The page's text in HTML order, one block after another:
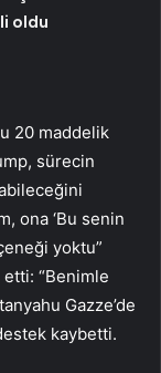
oldu
20 maddelik
sürecin
ona ‘Bu senin
yoktu”
“Benimle
Gazze’de
kaybetti.